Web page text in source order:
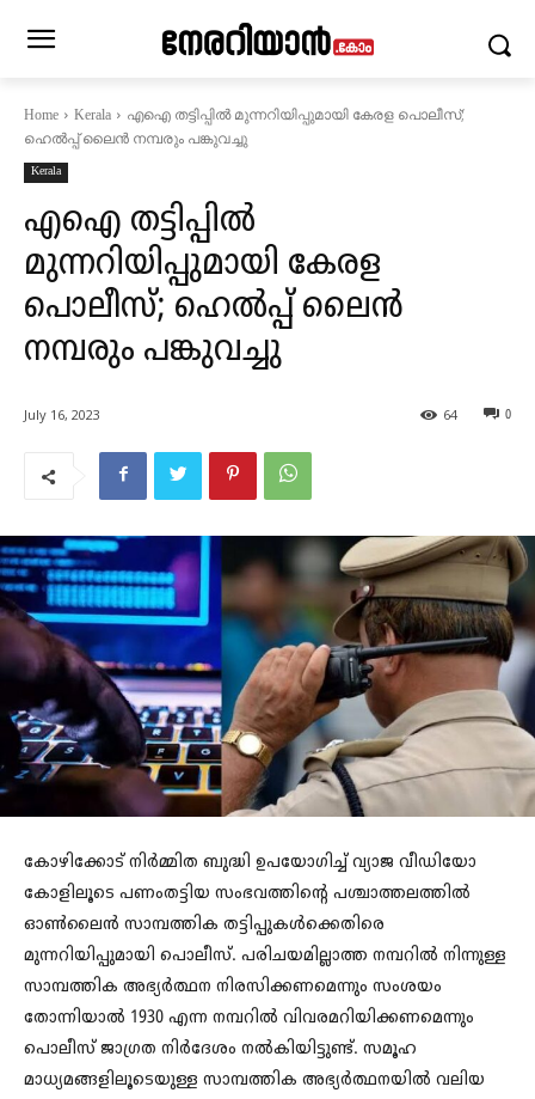
Home Kerala
എഐ തട്ടിപ്പില്‍ മുന്നറിയിപ്പുമായി കേരള പൊലീസ്;
ഹെല്‍പ്പ് ലൈന്‍ നമ്പരും പങ്കുവച്ചു
Kerala
എഐ തട്ടിപ്പില്‍
മുന്നറിയിപ്പുമായി കേരള
പൊലീസ്; ഹെല്‍പ്പ് ലൈന്‍
നമ്പരും പങ്കുവച്ചു
July 16, 2023 0
64
കോഴിക്കോട് നിര്‍മ്മിത ബുദ്ധി ഉപയോഗിച്ച് വ്യാജ വീഡിയോ
കോളിലൂടെ പണംതട്ടിയ സംഭവത്തിന്റെ പശ്ചാത്തലത്തില്‍
ഓണ്‍ലൈന്‍ സാമ്പത്തിക തട്ടിപ്പുകള്‍ക്കെതിരെ
മുന്നറിയിപ്പുമായി പൊലീസ്. പരിചയമില്ലാത്ത നമ്പറില്‍ നിന്നുള്ള
സാമ്പത്തിക അഭ്യര്‍ത്ഥന നിരസിക്കണമെന്നും സംശയം
തോന്നിയാല്‍ 1930 എന്ന നമ്പറില്‍ വിവരമറിയിക്കണമെന്നും
പൊലീസ് ജാഗ്രത നിര്‍ദേശം നല്‍കിയിട്ടുണ്ട്. സമൂഹ
മാധ്യമങ്ങളിലൂടെയുള്ള സാമ്പത്തിക അഭ്യര്‍ത്ഥനയില്‍ വലിയ